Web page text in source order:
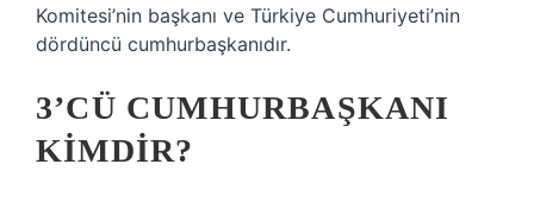
Komitesi’nin başkanı ve Türkiye Cumhuriyeti’nin
dördüncü cumhurbaşkanıdır.
3’CÜ CUMHURBAŞKANI
KIMDIR?